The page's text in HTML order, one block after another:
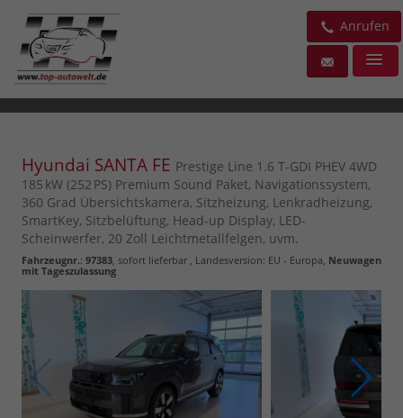
Anrufen
Hyundai SANTA FE Prestige Line 1.6 T-GDI PHEV 4WD
185 kW (252 PS) Premium Sound Paket, Navigationssystem,
360 Grad Übersichtskamera, Sitzheizung, Lenkradheizung,
SmartKey, Sitzbelüftung, Head-up Display, LED-
Scheinwerfer, 20 Zoll Leichtmetallfelgen, uvm.
Fahrzeugnr.: 97383 sofort lieferbar , Landesversion: EU - Europa, Neuwagen
mit Tageszulassung